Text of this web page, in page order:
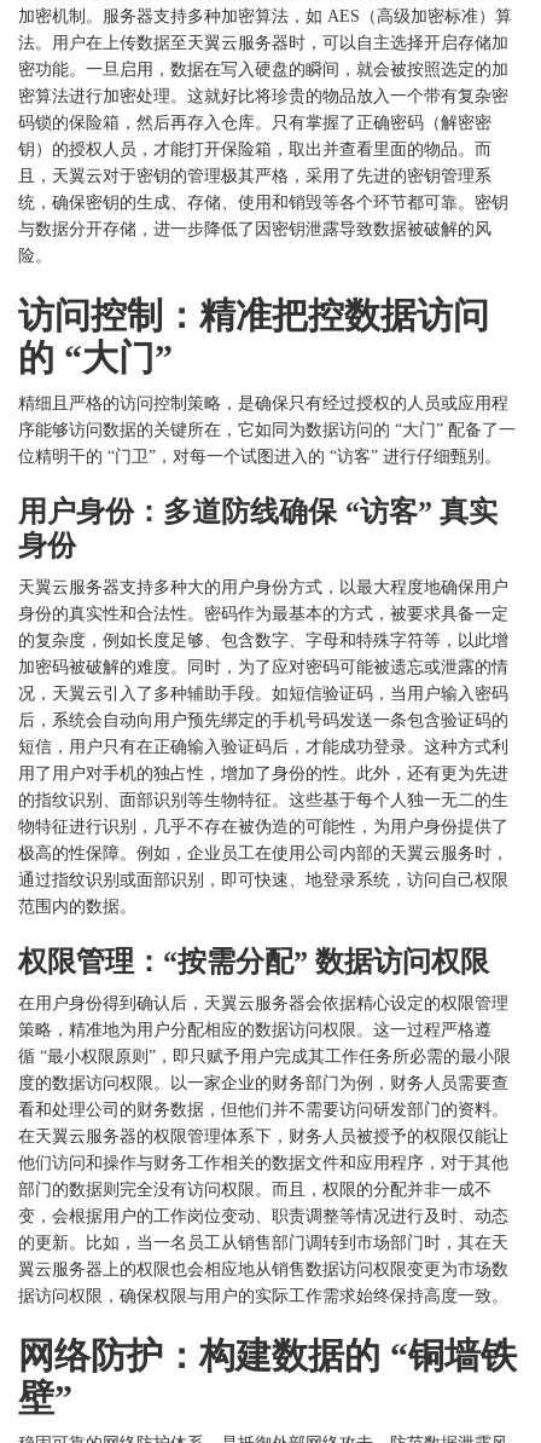
加密机制。服务器支持多种加密算法，如 AES（高级加密标准）算
法。用户在上传数据至天翼云服务器时，可以自主选择开启存储加
密功能。一旦启用，数据在写入硬盘的瞬间，就会被按照选定的加
密算法进行加密处理。这就好比将珍贵的物品放入一个带有复杂密
码锁的保险箱，然后再存入仓库。只有掌握了正确密码（解密密
钥）的授权人员，才能打开保险箱，取出并查看里面的物品。而
且，天翼云对于密钥的管理极其严格，采用了先进的密钥管理系
统，确保密钥的生成、存储、使用和销毁等各个环节都可靠。密钥
与数据分开存储，进一步降低了因密钥泄露导致数据被破解的风
险。
访问控制：精准把控数据访问
的 “大门”
精细且严格的访问控制策略，是确保只有经过授权的人员或应用程
序能够访问数据的关键所在，它如同为数据访问的 “大门” 配备了一
位精明干的 “门卫”，对每一个试图进入的 “访客” 进行仔细甄别。
用户身份：多道防线确保 “访客” 真实
身份
天翼云服务器支持多种大的用户身份方式，以最大程度地确保用户
身份的真实性和合法性。密码作为最基本的方式，被要求具备一定
的复杂度，例如长度足够、包含数字、字母和特殊字符等，以此增
加密码被破解的难度。同时，为了应对密码可能被遗忘或泄露的情
况，天翼云引入了多种辅助手段。如短信验证码，当用户输入密码
后，系统会自动向用户预先绑定的手机号码发送一条包含验证码的
短信，用户只有在正确输入验证码后，才能成功登录。这种方式利
用了用户对手机的独占性，增加了身份的性。此外，还有更为先进
的指纹识别、面部识别等生物特征。这些基于每个人独一无二的生
物特征进行识别，几乎不存在被伪造的可能性，为用户身份提供了
极高的性保障。例如，企业员工在使用公司内部的天翼云服务时，
通过指纹识别或面部识别，即可快速、地登录系统，访问自己权限
范围内的数据。
权限管理： “按需分配” 数据访问权限
在用户身份得到确认后，天翼云服务器会依据精心设定的权限管理
策略，精准地为用户分配相应的数据访问权限。这一过程严格遵
循 “最小权限原则”，即只赋予用户完成其工作任务所必需的最小限
度的数据访问权限。以一家企业的财务部门为例，财务人员需要查
看和处理公司的财务数据，但他们并不需要访问研发部门的资料。
在天翼云服务器的权限管理体系下，财务人员被授予的权限仅能让
他们访问和操作与财务工作相关的数据文件和应用程序，对于其他
部门的数据则完全没有访问权限。而且，权限的分配并非一成不
变，会根据用户的工作岗位变动、职责调整等情况进行及时、动态
的更新。比如，当一名员工从销售部门调转到市场部门时，其在天
翼云服务器上的权限也会相应地从销售数据访问权限变更为市场数
据访问权限，确保权限与用户的实际工作需求始终保持高度一致。
网络防护：构建数据的 “铜墙铁
壁”